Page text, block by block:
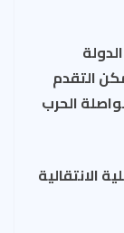
التقدم
الحرب
الانتقالية